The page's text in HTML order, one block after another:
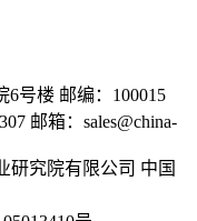
号楼 邮编：100015
邮箱：sales@china-
研究院有限公司 中国